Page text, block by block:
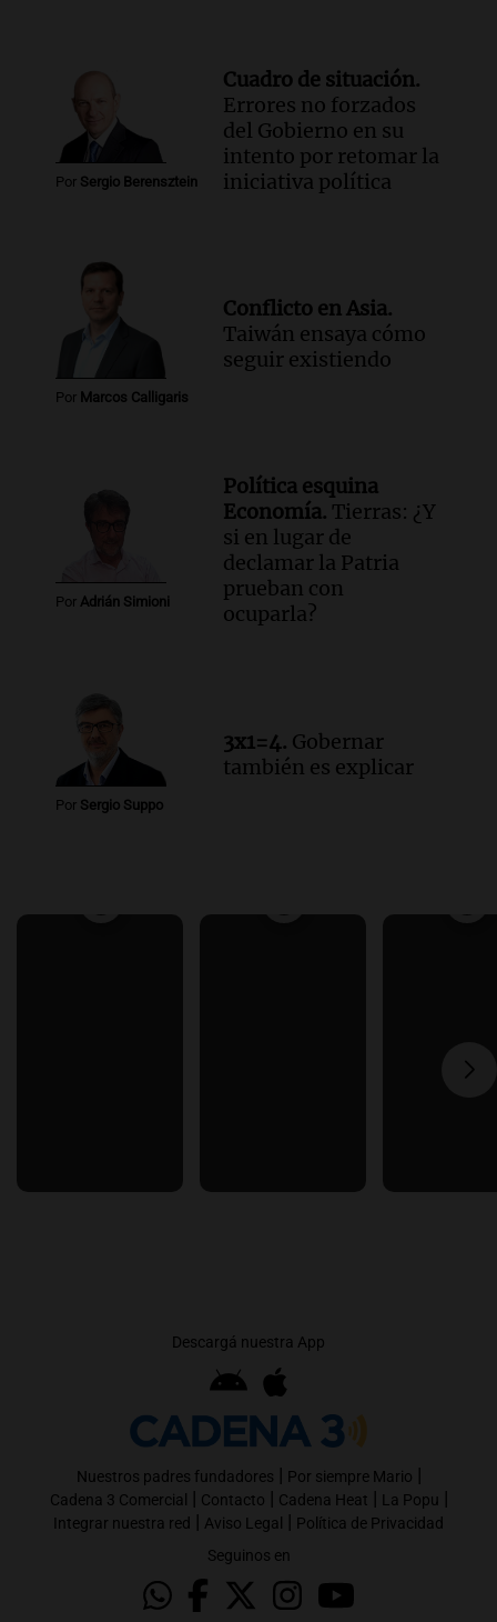
Por Sergio Berensztein
Cuadro de situación.
Errores no forzados
del Gobierno en su
intento por retomar la
iniciativa política
Por Marcos Calligaris
Conflicto en Asia.
Taiwán ensaya cómo
seguir existiendo
Por Adrián Simioni
Política esquina
Economía. Tierras: ¿Y
si en lugar de
declamar la Patria
prueban con
ocuparla?
Por Sergio Suppo
3x1=4. Gobernar
también es explicar
Descargá nuestra App
Nuestros padres fundadores | Por siempre Mario |
Cadena 3 Comercial | Contacto | Cadena Heat | La Popu |
Integrar nuestra red | Aviso Legal | Política de Privacidad
Seguinos en